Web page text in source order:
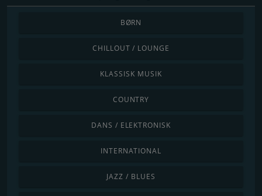
BØRN
CHILLOUT / LOUNGE
KLASSISK MUSIK
COUNTRY
DANS / ELEKTRONISK
INTERNATIONAL
JAZZ / BLUES